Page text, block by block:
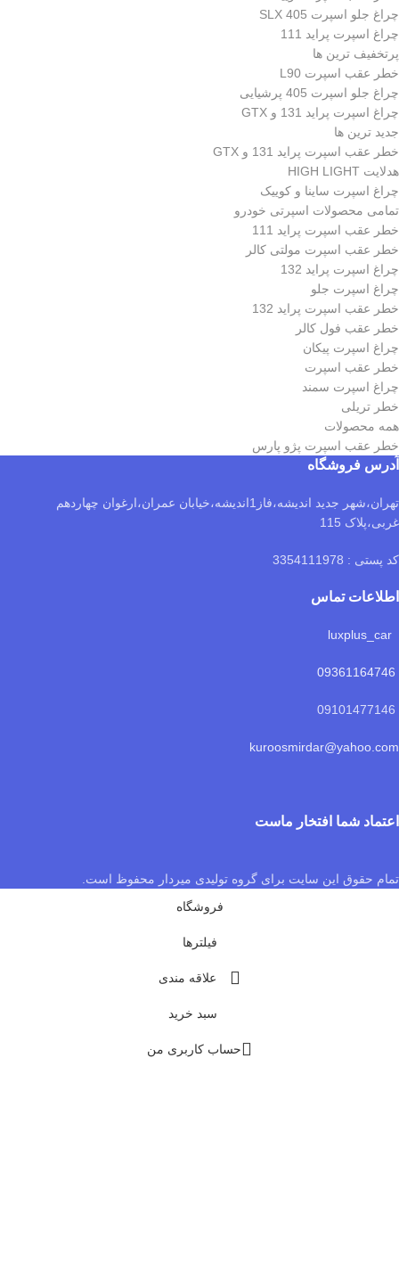
چراغ جلو اسپرت 405 SLX
چراغ اسپرت پراید 111
پرتخفیف ترین ها
خطر عقب اسپرت L90
چراغ جلو اسپرت 405 پرشیایی
چراغ اسپرت پراید 131 و GTX
جدید ترین ها
خطر عقب اسپرت پراید 131 و GTX
هدلایت HIGH LIGHT
چراغ اسپرت ساینا و کوییک
تمامی محصولات اسپرتی خودرو
خطر عقب اسپرت پراید 111
خطر عقب اسپرت مولتی کالر
چراغ اسپرت پراید 132
چراغ اسپرت جلو
خطر عقب اسپرت پراید 132
خطر عقب فول کالر
چراغ اسپرت پیکان
خطر عقب اسپرت
چراغ اسپرت سمند
خطر تریلی
همه محصولات
خطر عقب اسپرت پژو پارس
آدرس فروشگاه
تهران،شهر جدید اندیشه،فاز1اندیشه،خیابان عمران،ارغوان چهاردهم
غربی،پلاک 115
کد پستی : 3354111978
اطلاعات تماس
09361164746
kuroosmirdar@yahoo.com
اعتماد شما افتخار ماست
تمام حقوق این سایت برای گروه تولیدی میردار محفوظ است.
فروشگاه
فیلترها
علاقه مندی
سبد خرید
حساب کاربری من